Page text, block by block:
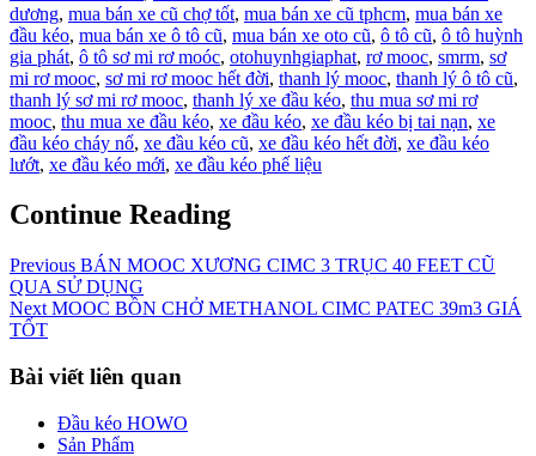
dương, mua bán xe cũ chợ tốt, mua bán xe cũ tphcm, mua bán xe
đầu kéo, mua bán xe ô tô cũ, mua bán xe oto cũ, ô tô cũ, ô tô huỳnh
gia phát, ô tô sơ mi rơ moóc, otohuynhgiaphat, rơ mooc, smrm, sơ
mi rơ mooc, sơ mi rơ mooc hết đời, thanh lý mooc, thanh lý ô tô cũ,
thanh lý sơ mi rơ mooc, thanh lý xe đầu kéo, thu mua sơ mi rơ
mooc, thu mua xe đầu kéo, xe đầu kéo, xe đầu kéo bị tai nạn, xe
đầu kéo cháy nổ, xe đầu kéo cũ, xe đầu kéo hết đời, xe đầu kéo
lướt, xe đầu kéo mới, xe đầu kéo phế liệu
Continue Reading
Previous BÁN MOOC XƯƠNG CIMC 3 TRỤC 40 FEET CŨ
QUA SỬ DỤNG
Next MOOC BỒN CHỞ METHANOL CIMC PATEC 39m3 GIÁ
TỐT
Bài viết liên quan
Đầu kéo HOWO
Sản Phẩm